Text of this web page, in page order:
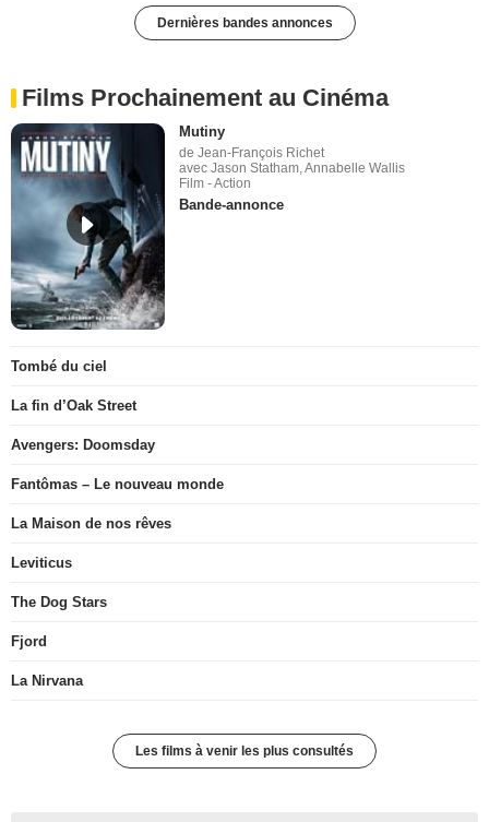
Dernières bandes annonces
Films Prochainement au Cinéma
Mutiny
de Jean-François Richet
avec Jason Statham, Annabelle Wallis
Film - Action
Bande-annonce
Tombé du ciel
La fin d’Oak Street
Avengers: Doomsday
Fantômas – Le nouveau monde
La Maison de nos rêves
Leviticus
The Dog Stars
Fjord
La Nirvana
Les films à venir les plus consultés